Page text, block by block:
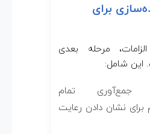
آماده‌سازی برای
مرحله بعدی
این شامل:
جمع‌آوری تمام
برای نشان دادن رعایت